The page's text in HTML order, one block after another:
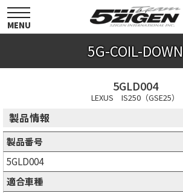
toggle
navigation
MENU
5G-COIL-DOWN
5GLD004
LEXUS IS250（GSE25）
製品情報
製品番号
5GLD004
適合車種